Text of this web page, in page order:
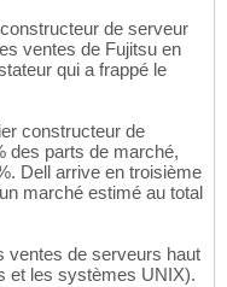
de serveur
ventes de Fujitsu en
qui a frappé le
constructeur de
des parts de marché,
Dell arrive en troisième
marché estimé au total
ventes de serveurs haut
et les systèmes UNIX).